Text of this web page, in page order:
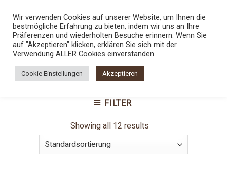
content
STARTSEITE
PRODUKTE VERSCHLAGWORTET
MIT „HARTKÄSE“
FILTER
Showing all 12 results
Wir verwenden Cookies auf unserer Website, um Ihnen die
bestmögliche Erfahrung zu bieten, indem wir uns an Ihre
Präferenzen und wiederholten Besuche erinnern. Wenn Sie
auf "Akzeptieren" klicken, erklären Sie sich mit der
Verwendung ALLER Cookies einverstanden.
Cookie Einstellungen Akzeptieren